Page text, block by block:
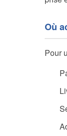
Où
Pour